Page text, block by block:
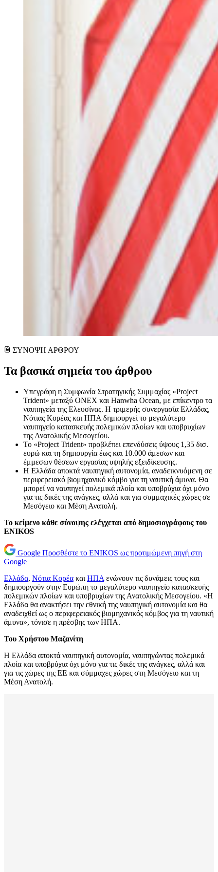
ΣΥΝΟΨΗ ΑΡΘΡΟΥ
Τα βασικά σημεία του άρθρου
Υπεγράφη η Συμφωνία Στρατηγικής Συμμαχίας «Project
Trident» μεταξύ ONEX και Hanwha Ocean, με επίκεντρο τα
ναυπηγεία της Ελευσίνας. Η τριμερής συνεργασία Ελλάδας,
Νότιας Κορέας και ΗΠΑ δημιουργεί το μεγαλύτερο
ναυπηγείο κατασκευής πολεμικών πλοίων και υποβρυχίων
της Ανατολικής Μεσογείου.
Το «Project Trident» προβλέπει επενδύσεις ύψους 1,35 δισ.
ευρώ και τη δημιουργία έως και 10.000 άμεσων και
έμμεσων θέσεων εργασίας υψηλής εξειδίκευσης.
Η Ελλάδα αποκτά ναυπηγική αυτονομία, αναδεικνυόμενη σε
περιφερειακό βιομηχανικό κόμβο για τη ναυτική άμυνα. Θα
μπορεί να ναυπηγεί πολεμικά πλοία και υποβρύχια όχι μόνο
για τις δικές της ανάγκες, αλλά και για συμμαχικές χώρες σε
Μεσόγειο και Μέση Ανατολή.
Το κείμενο κάθε σύνοψης ελέγχεται από δημοσιογράφους του
ENIKOS
Google Προσθέστε το ENIKOS ως προτιμώμενη πηγή στη
Google
Ελλάδα, Νότια Κορέα και ΗΠΑ ενώνουν τις δυνάμεις τους και
δημιουργούν στην Ευρώπη το μεγαλύτερο ναυπηγείο κατασκευής
πολεμικών πλοίων και υποβρυχίων της Ανατολικής Μεσογείου. «Η
Ελλάδα θα ανακτήσει την εθνική της ναυπηγική αυτονομία και θα
αναδειχθεί ως ο περιφερειακός βιομηχανικός κόμβος για τη ναυτική
άμυνα», τόνισε η πρέσβης των ΗΠΑ.
Του Χρήστου Μαζανίτη
Η Ελλάδα αποκτά ναυπηγική αυτονομία, ναυπηγώντας πολεμικά
πλοία και υποβρύχια όχι μόνο για τις δικές της ανάγκες, αλλά και
για τις χώρες της ΕΕ και σύμμαχες χώρες στη Μεσόγειο και τη
Μέση Ανατολή.